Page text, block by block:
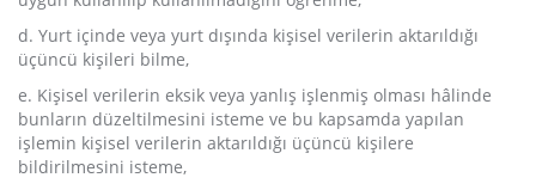
d. Yurt içinde veya yurt dışında kişisel verilerin aktarıldığı
üçüncü kişileri bilme,
e. Kişisel verilerin eksik veya yanlış işlenmiş olması hâlinde
bunların düzeltilmesini isteme ve bu kapsamda yapılan
işlemin kişisel verilerin aktarıldığı üçüncü kişilere
bildirilmesini isteme,